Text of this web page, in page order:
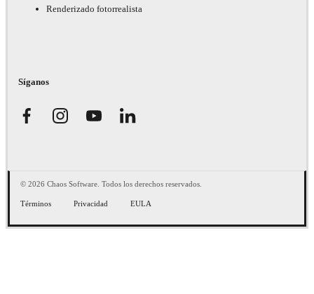
Renderizado fotorrealista
Síganos
© 2026 Chaos Software. Todos los derechos reservados.
Términos Privacidad EULA